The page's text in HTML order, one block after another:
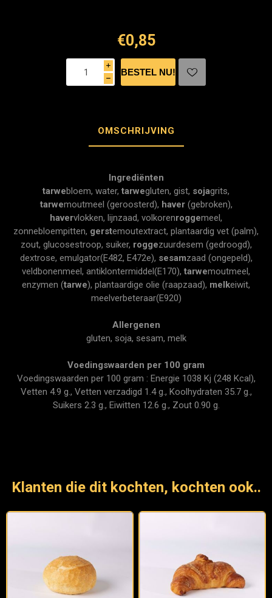
€0,85
i
h
OMSCHRIJVING
Ingrediënten
tarwebloem, water, tarwegluten, gist, sojagrits,
tarwemoutmeel (geroosterd), haver(gebroken),
havervlokken, lijnzaad, volkorenroggemeel,
zonnebloempitten, gerstemoutextract, plantaardig vet (palm),
zout, glucosestroop, suiker, roggezuurdesem (gedroogd),
dextrose, emulgator(E482, E472e), sesamzaad (ongepeld),
veldbonenmeel, antiklontermiddel(E170), tarwemoutmeel,
enzymen (tarwe), plantaardige olie (raapzaad), melkeiwit,
meelverbeteraar(E920)
Allergenen
gluten, soja, sesam, melk
Voedingswaarden per 100 gram
Voedingswaarden per 100 gram : Energie 1038 Kj (248 Kcal),
Vetten 4.9 g., Vetten verzadigd 1.4 g., Koolhydraten 35.7 g.,
Suikers 2.3 g., Eiwitten 12.6 g., Zout 0.90 g.
Klanten die dit kochten, kochten ook..